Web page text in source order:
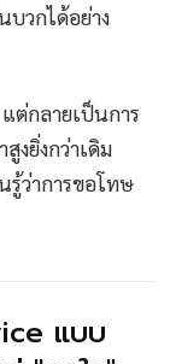
บวกได้อย่าง
ต่กลายเป็นการ
งยิ่งกว่าเดิม
ว่าการขอโทษ
แบบ